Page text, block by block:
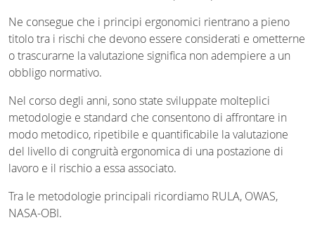
Ne consegue che i principi ergonomici rientrano a pieno
titolo tra i rischi che devono essere considerati e ometterne
o trascurarne la valutazione significa non adempiere a un
obbligo normativo.
Nel corso degli anni, sono state sviluppate molteplici
metodologie e standard che consentono di affrontare in
modo metodico, ripetibile e quantificabile la valutazione
del livello di congruità ergonomica di una postazione di
lavoro e il rischio a essa associato.
Tra le metodologie principali ricordiamo RULA, OWAS,
NASA-OBI.